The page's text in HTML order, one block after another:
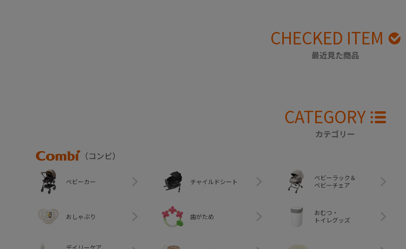
CHECKED ITEM
最近見た商品
CATEGORY
カテゴリー
Combi
（コンビ）
ベビーカー チャイルドシート
ベビーラック＆
ベビーチェア
おしゃぶり 歯がため
おむつ・
トイレグッズ